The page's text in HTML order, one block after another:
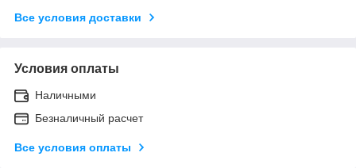
Все условия доставки
Условия оплаты
Наличными
Безналичный расчет
Все условия оплаты